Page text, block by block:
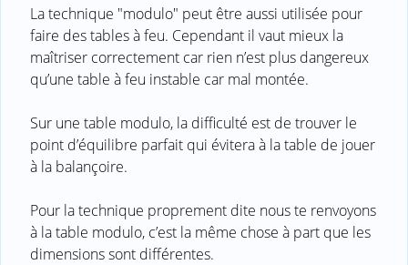
La technique "modulo" peut être aussi utilisée pour
faire des tables à feu. Cependant il vaut mieux la
maîtriser correctement car rien n’est plus dangereux
qu’une table à feu instable car mal montée.
Sur une table modulo, la difficulté est de trouver le
point d’équilibre parfait qui évitera à la table de jouer
à la balançoire.
Pour la technique proprement dite nous te renvoyons
à la table modulo, c’est la même chose à part que les
dimensions sont différentes.